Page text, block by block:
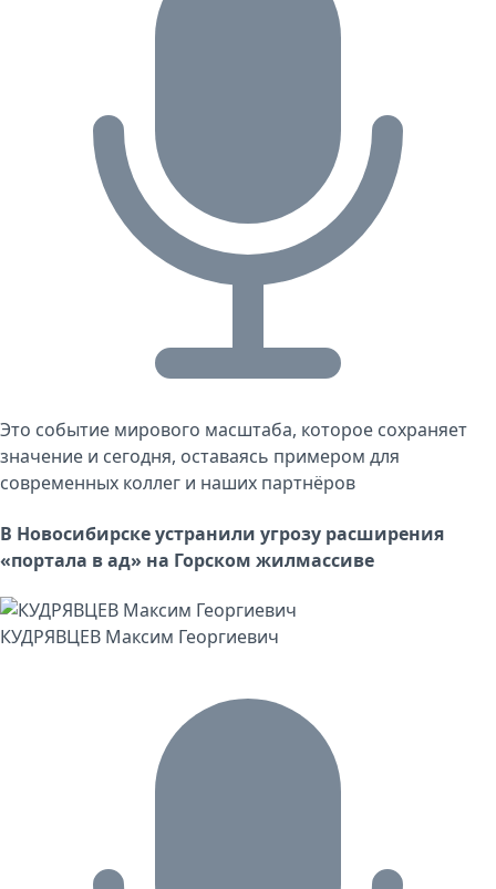
Это событие мирового масштаба, которое сохраняет
значение и сегодня, оставаясь примером для
современных коллег и наших партнёров
В Новосибирске устранили угрозу расширения
«портала в ад» на Горском жилмассиве
КУДРЯВЦЕВ Максим Георгиевич